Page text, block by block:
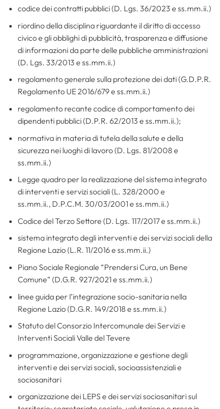
codice dei contratti pubblici (D. Lgs. 36/2023 e ss.mm.ii.)
riordino della disciplina riguardante il diritto di accesso
civico e gli obblighi di pubblicità, trasparenza e diffusione
di informazioni da parte delle pubbliche amministrazioni
(D. Lgs. 33/2013 e ss.mm.ii.)
regolamento generale sulla protezione dei dati (G.D.P.R.
Regolamento UE 2016/679 e ss.mm.ii.)
regolamento recante codice di comportamento dei
dipendenti pubblici (D.P.R. 62/2013 e ss.mm.ii.);
normativa in materia di tutela della salute e della
sicurezza nei luoghi di lavoro (D. Lgs. 81/2008 e
ss.mm.ii.)
Legge quadro per la realizzazione del sistema integrato
di interventi e servizi sociali (L. 328/2000 e
ss.mm.ii., D.P.C.M. 30/03/2001 e ss.mm.ii.)
Codice del Terzo Settore (D. Lgs. 117/2017 e ss.mm.ii.)
sistema integrato degli interventi e dei servizi sociali della
Regione Lazio (L.R. 11/2016 e ss.mm.ii.)
Piano Sociale Regionale “Prendersi Cura, un Bene
Comune” (D.G.R. 927/2021 e ss.mm.ii.)
linee guida per l’integrazione socio-sanitaria nella
Regione Lazio (D.G.R. 149/2018 e ss.mm.ii.)
Statuto del Consorzio Intercomunale dei Servizi e
Interventi Sociali Valle del Tevere
programmazione, organizzazione e gestione degli
interventi e dei servizi sociali, socioassistenziali e
sociosanitari
organizzazione dei LEPS e dei servizi sociosanitari sul